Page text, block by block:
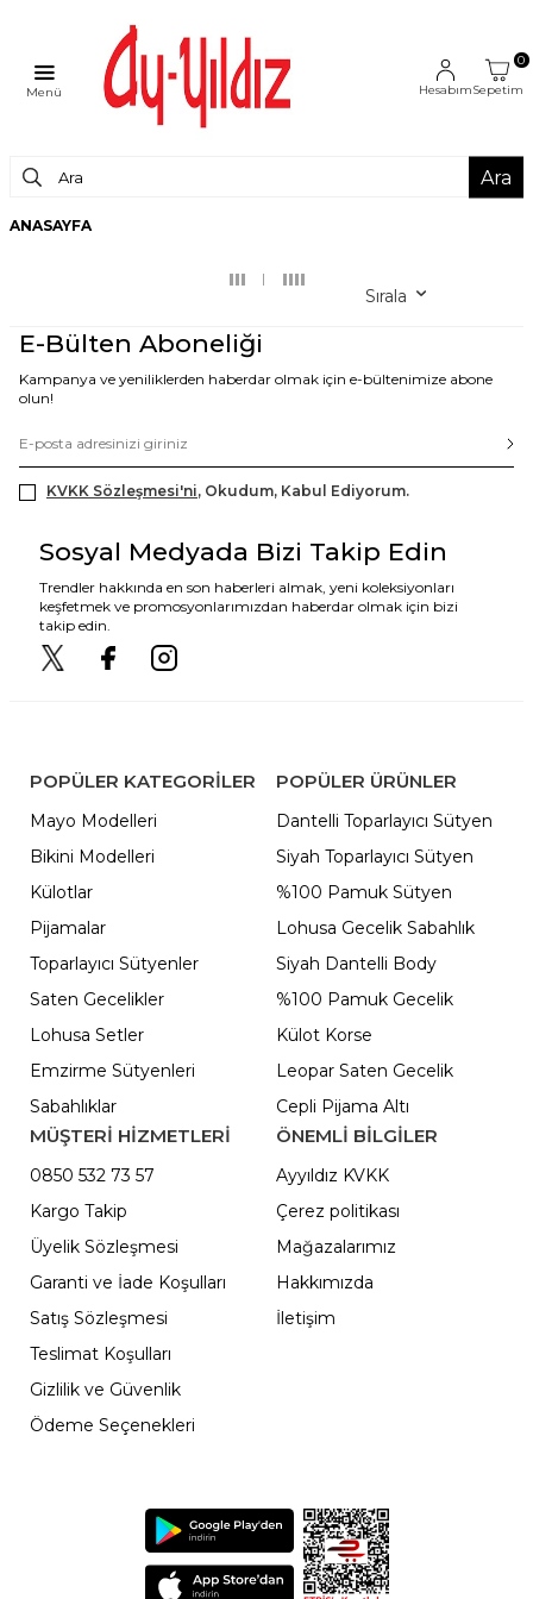
Menü Hesabım
0
Sepetim
Ara
ANASAYFA
Sırala
E-Bülten Aboneliği
Kampanya ve yeniliklerden haberdar olmak için e-bültenimize abone
olun!
KVKK Sözleşmesi'ni, Okudum, Kabul Ediyorum.
Sosyal Medyada Bizi Takip Edin
Trendler hakkında en son haberleri almak, yeni koleksiyonları
keşfetmek ve promosyonlarımızdan haberdar olmak için bizi
takip edin.
POPÜLER KATEGORILER
Mayo Modelleri
Bikini Modelleri
Külotlar
Pijamalar
Toparlayıcı Sütyenler
Saten Gecelikler
Lohusa Setler
Emzirme Sütyenleri
Sabahlıklar
POPÜLER ÜRÜNLER
Dantelli Toparlayıcı Sütyen
Siyah Toparlayıcı Sütyen
%100 Pamuk Sütyen
Lohusa Gecelik Sabahlık
Siyah Dantelli Body
%100 Pamuk Gecelik
Külot Korse
Leopar Saten Gecelik
Cepli Pijama Altı
MÜŞTERİ HİZMETLERİ
0850 532 73 57
Kargo Takip
Üyelik Sözleşmesi
Garanti ve İade Koşulları
Satış Sözleşmesi
Teslimat Koşulları
Gizlilik ve Güvenlik
Ödeme Seçenekleri
ÖNEMLI BILGILER
Ayyıldız KVKK
Çerez politikası
Mağazalarımız
Hakkımızda
İletişim